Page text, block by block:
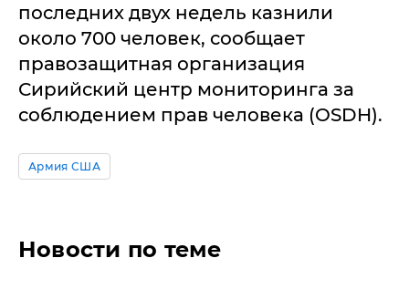
последних двух недель казнили
около 700 человек, сообщает
правозащитная организация
Сирийский центр мониторинга за
соблюдением прав человека (OSDH).
Армия США
Новости по теме